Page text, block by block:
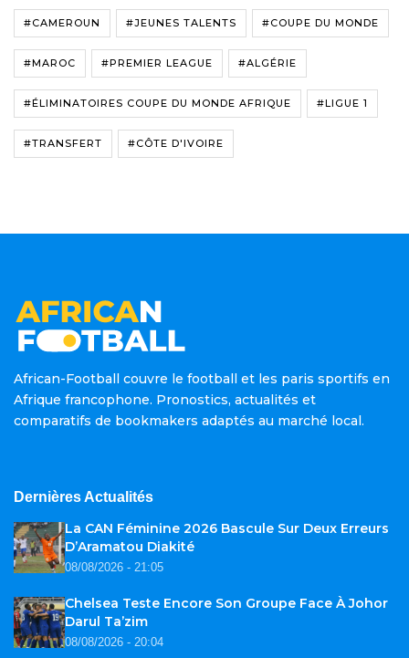
#CAMEROUN #JEUNES TALENTS #COUPE DU MONDE
#MAROC #PREMIER LEAGUE #ALGÉRIE
#ÉLIMINATOIRES COUPE DU MONDE AFRIQUE #LIGUE 1
#TRANSFERT #CÔTE D'IVOIRE
African-Football couvre le football et les paris sportifs en
Afrique francophone. Pronostics, actualités et
comparatifs de bookmakers adaptés au marché local.
Dernières Actualités
La CAN Féminine 2026 Bascule Sur Deux Erreurs
D’Aramatou Diakité
08/08/2026 - 21:05
Chelsea Teste Encore Son Groupe Face À Johor
Darul Ta’zim
08/08/2026 - 20:04